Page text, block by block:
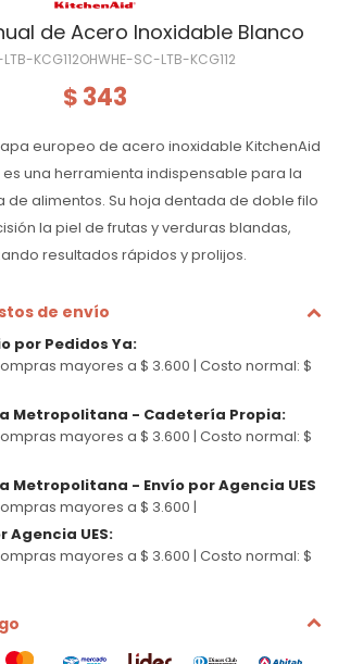
de Acero Inoxidable Blanco
KCG112OHWHE-SC-LTB-KCG112
$ 343
europeo de acero inoxidable KitchenAid
una herramienta indispensable para la
alimentos. Su hoja dentada de doble filo
la piel de frutas y verduras blandas,
resultados rápidos y prolijos.
de envío
por Pedidos Ya:
mayores a $ 3.600 | Costo normal: $
Metropolitana - Cadetería Propia:
mayores a $ 3.600 | Costo normal: $
Metropolitana - Envío por Agencia UES
mayores a $ 3.600 |
Agencia UES:
mayores a $ 3.600 | Costo normal: $